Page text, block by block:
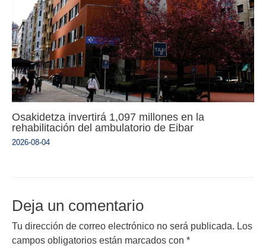
Osakidetza invertirá 1,097 millones en la
rehabilitación del ambulatorio de Eibar
2026-08-04
Deja un comentario
Tu dirección de correo electrónico no será publicada. Los
campos obligatorios están marcados con *